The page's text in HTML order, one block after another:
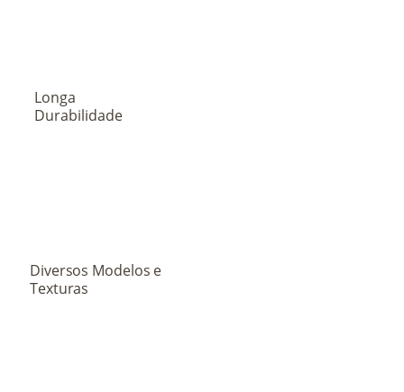
Longa
Durabilidade
Diversos Modelos e
Texturas